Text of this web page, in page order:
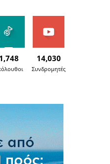
1,748 14,030
Συνδρομητές